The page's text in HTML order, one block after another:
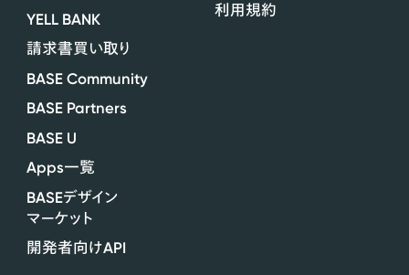
YELL BANK
請求書買い取り
BASE Community
BASE Partners
BASE U
Apps一覧
BASEデザイン
マーケット
開発者向けAPI
利用規約